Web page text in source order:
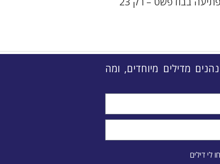
מדילים מיוחדים, ומה
לי דילים